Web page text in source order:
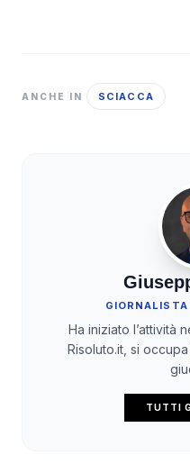
ANCHE IN SCIACCA
Ha iniziato l’attività
Risoluto.it, si
TUTTI